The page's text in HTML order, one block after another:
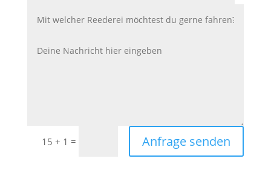
15 + 1 = Anfrage senden